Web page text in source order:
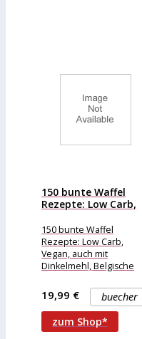
150 bunte Waffel
Rezepte: Low Carb,
150 bunte Waffel
Rezepte: Low Carb,
Vegan, auch mit
Dinkelmehl, Belgische
Buch Lieber Leser &
buecher
19,99 €
zum Shop*